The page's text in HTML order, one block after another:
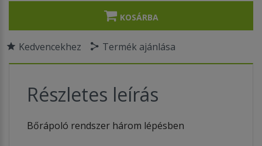
KOSÁRBA
Kedvencekhez Termék ajánlása
Részletes leírás
Bőrápoló rendszer három lépésben